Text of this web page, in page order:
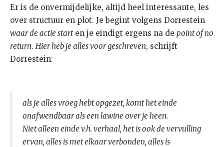
Er is de onvermijdelijke, altijd heel interessante, les
over structuur en plot. Je begint volgens Dorrestein
waar de actie starten je eindigt ergens na de point of no
return. Hier heb je alles voor geschreven, schrijft
Dorrestein:
als je alles vroeg hebt opgezet, komt het einde
onafwendbaar als een lawine over je heen.
Niet alleen einde v.h. verhaal, het is ook de vervulling
ervan, alles is met elkaar verbonden, alles is